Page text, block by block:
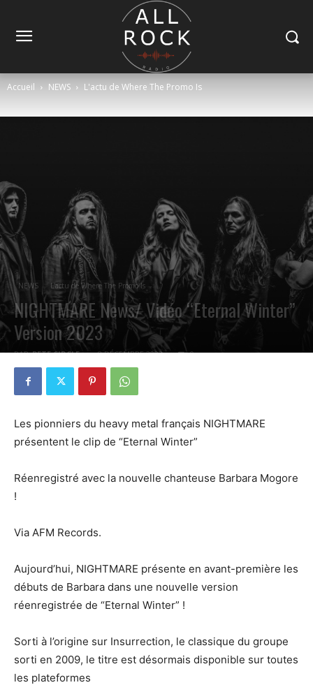
Accueil NEWS L'actu de Where The Promo Is
NEWS L'actu de Where The Promo Is
NIGHTMARE News/ Vidéo “Eternal Winter”
Version 2023
PAR PETE CIRCLE 8 DÉCEMBRE 2023 0
Les pionniers du heavy metal français NIGHTMARE
présentent le clip de “Eternal Winter”
Réenregistré avec la nouvelle chanteuse Barbara Mogore
!
Via AFM Records.
Aujourd’hui, NIGHTMARE présente en avant-première les
débuts de Barbara dans une nouvelle version
réenregistrée de “Eternal Winter” !
Sorti à l’origine sur Insurrection, le classique du groupe
sorti en 2009, le titre est désormais disponible sur toutes
les plateformes